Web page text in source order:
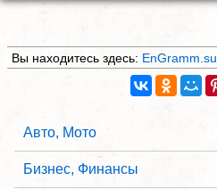
Вы находитесь здесь: EnGramm.su
Авто, Мото
Бизнес, Финансы